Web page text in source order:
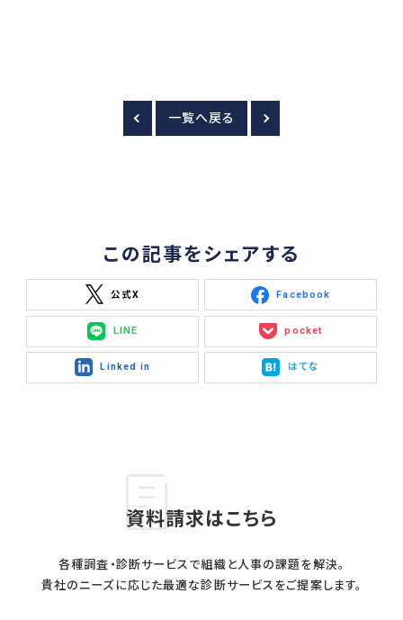
一覧へ戻る
この記事をシェアする
公式X Facebook
LINE pocket
Linked in はてな
資料請求はこちら
各種調査・診断サービスで組織と人事の課題を解決。
貴社のニーズに応じた最適な診断サービスをご提案します。